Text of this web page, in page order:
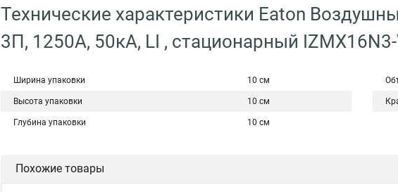
Технические характеристики Eaton
3П, 1250А, 50кА, LI , стационарный IZMX16N3-
Ширина упаковки 10 см
Высота упаковки 10 см
Глубина упаковки 10 см
Похожие товары